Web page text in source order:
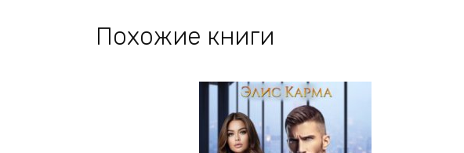
Похожие книги